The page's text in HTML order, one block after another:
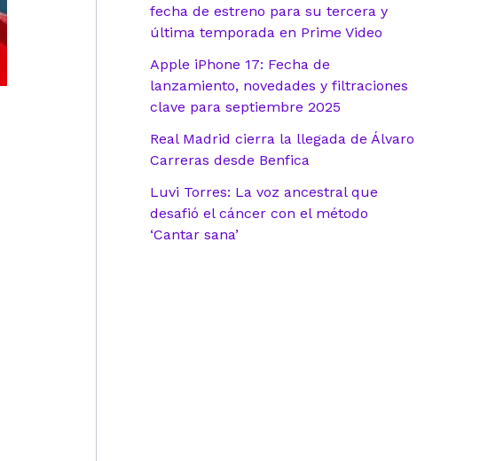
fecha de estreno para su tercera y
última temporada en Prime Video
Apple iPhone 17: Fecha de
lanzamiento, novedades y filtraciones
clave para septiembre 2025
Real Madrid cierra la llegada de Álvaro
Carreras desde Benfica
Luvi Torres: La voz ancestral que
desafió el cáncer con el método
‘Cantar sana’